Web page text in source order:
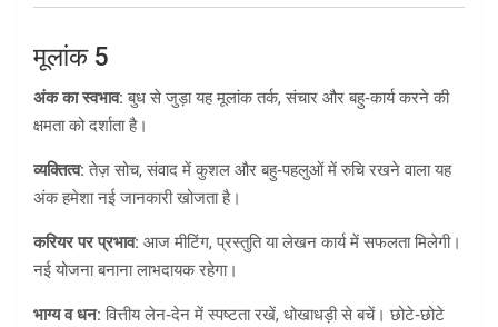
मूलांक 5
अंक का स्वभाव: बुध से जुड़ा यह मूलांक तर्क, संचार और बहु‑कार्य करने की
क्षमता को दर्शाता है।
व्यक्तित्व: तेज़ सोच, संवाद में कुशल और बहु‑पहलुओं में रुचि रखने वाला यह
अंक हमेशा नई जानकारी खोजता है।
करियर पर प्रभाव: आज मीटिंग, प्रस्तुति या लेखन कार्य में सफलता मिलेगी।
नई योजना बनाना लाभदायक रहेगा।
भाग्य व धन: वित्तीय लेन‑देन में स्पष्टता रखें, धोखाधड़ी से बचें। छोटे‑छोटे